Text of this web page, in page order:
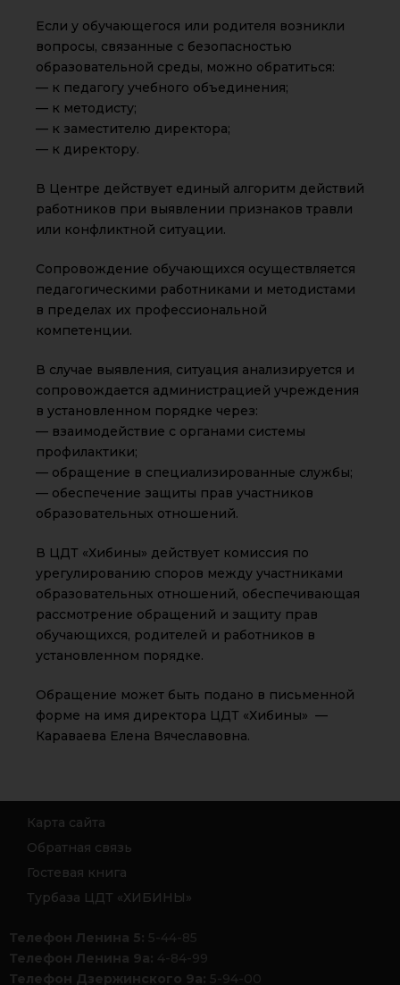
Если у обучающегося или родителя возникли
вопросы, связанные с безопасностью
образовательной среды, можно обратиться:
— к педагогу учебного объединения;
— к методисту;
— к заместителю директора;
— к директору.
В Центре действует единый алгоритм действий
работников при выявлении признаков травли
или конфликтной ситуации.
Сопровождение обучающихся осуществляется
педагогическими работниками и методистами
в пределах их профессиональной
компетенции.
В случае выявления, ситуация анализируется и
сопровождается администрацией учреждения
в установленном порядке через:
— взаимодействие с органами системы
профилактики;
— обращение в специализированные службы;
— обеспечение защиты прав участников
образовательных отношений.
В ЦДТ «Хибины» действует комиссия по
урегулированию споров между участниками
образовательных отношений, обеспечивающая
рассмотрение обращений и защиту прав
обучающихся, родителей и работников в
установленном порядке.
Обращение может быть подано в письменной
форме на имя директора ЦДТ «Хибины» —
Караваева Елена Вячеславовна.
Карта сайта
Обратная связь
Гостевая книга
Турбаза ЦДТ «ХИБИНЫ»
Телефон Ленина 5: 5-44-85
Телефон Ленина 9а: 4-84-99
Телефон Дзержинского 9а: 5-94-00